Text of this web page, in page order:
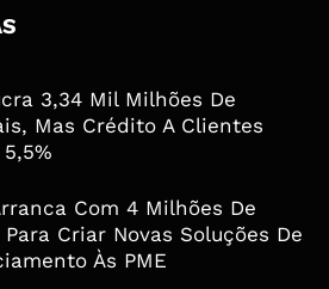
3,34 Mil Milhões De
Mas Crédito A Clientes
Com 4 Milhões De
Criar Novas Soluções De
Às PME